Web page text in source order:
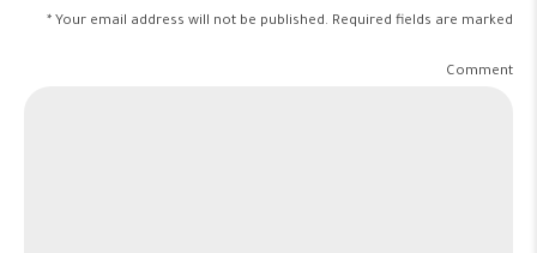
Your email address will not be published. Required fields are marked *
Comment